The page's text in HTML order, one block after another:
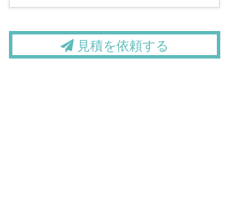
見積を依頼する